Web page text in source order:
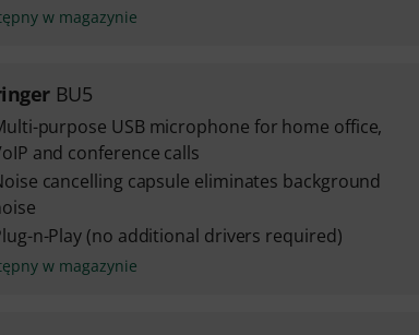
w magazynie
BU5
purpose USB microphone for home office,
and conference calls
cancelling capsule eliminates background
n-Play (no additional drivers required)
w magazynie